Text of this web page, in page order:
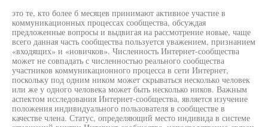
это те, кто более б месяцев принимают активное участие в
коммуникационных процессах сообщества, обсуждая
предложенные вопросы и выдвигая на рассмотрение новые, чаще
всего данная часть сообщества пользуется уважением, признанием
«входящих» и «новичков». Численность Интернет-сообщества
может не совпадать с численностью реального сообщества
участников коммуникационного процесса в сети Интернет,
поскольку под одним ником может скрываться несколько человек
или же у одного человека может быть несколько ников. Важным
аспектом исследования Интернет-сообщества, является изучение
положения индивидуального пользователя в сообществе в
качестве члена. Статус, определяющий место индивида в системе